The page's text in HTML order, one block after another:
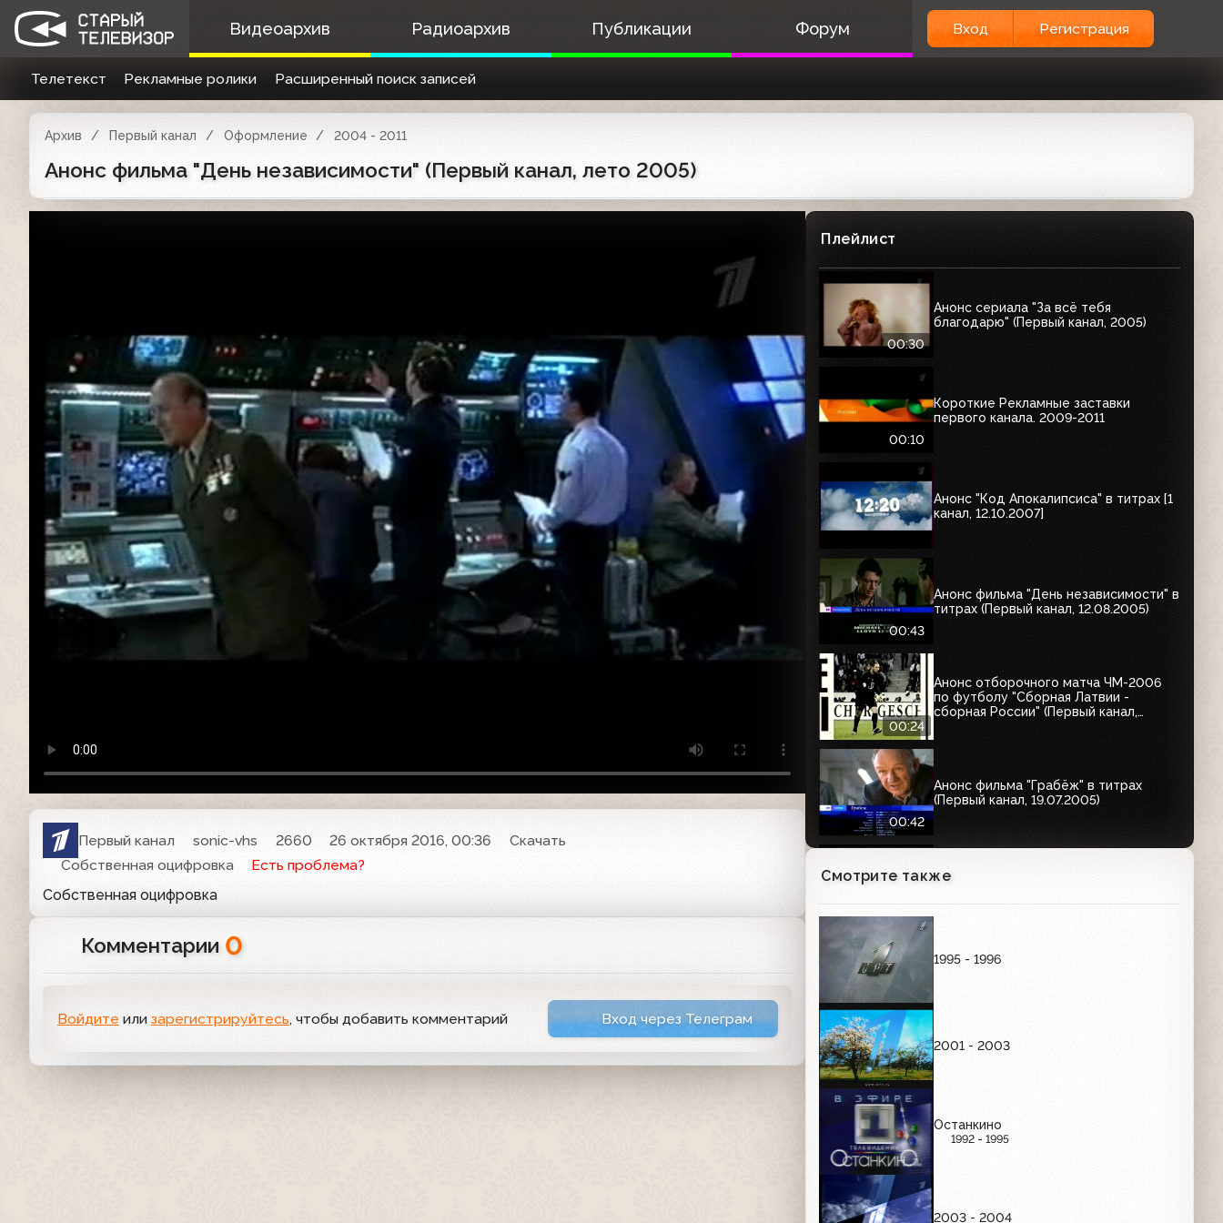
Видеоархив Радиоархив Публикации Форум Вход Регистрация
Телетекст Рекламные ролики Расширенный поиск записей
Архив Первый канал Оформление 2004 - 2011
Анонс фильма "День независимости" (Первый канал, лето 2005)
Первый канал sonic-vhs 2660 26 октября 2016, 00:36
Скачать
Собственная оцифровка
Есть проблема?
Собственная оцифровка
Комментарии 0
Войдите или зарегистрируйтесь, чтобы добавить комментарий Вход через Телеграм
Плейлист
00:30
Анонс сериала "За всё тебя
благодарю" (Первый канал, 2005)
00:10
Короткие Рекламные заставки
первого канала. 2009-2011
Анонс "Код Апокалипсиса" в титрах [1
канал, 12.10.2007]
00:43
Анонс фильма "День независимости" в
титрах (Первый канал, 12.08.2005)
00:24
Анонс отборочного матча ЧМ-2006
по футболу "Сборная Латвии -
сборная России" (Первый канал,
00:42
Анонс фильма "Грабёж" в титрах
(Первый канал, 19.07.2005)
00:31
Анонс концерта ко дню милиции
12:51
00:47
01:03
Смотрите также
1995 - 1996
2001 - 2003
Останкино
1992 - 1995
2003 - 2004